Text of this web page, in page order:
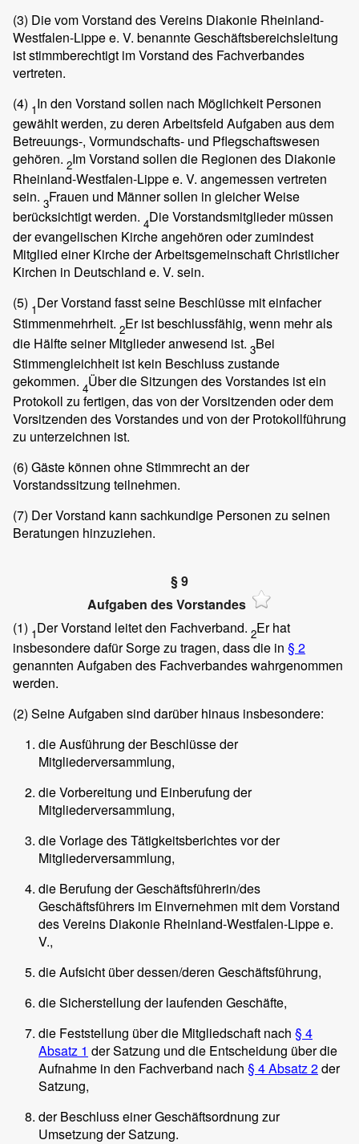
(3) Die vom Vorstand des Vereins Diakonie Rheinland-
Westfalen-Lippe e. V. benannte Geschäftsbereichsleitung
ist stimmberechtigt im Vorstand des Fachverbandes
vertreten.
(4) 1In den Vorstand sollen nach Möglichkeit Personen
gewählt werden, zu deren Arbeitsfeld Aufgaben aus dem
Betreuungs-, Vormundschafts- und Pflegschaftswesen
gehören. 2Im Vorstand sollen die Regionen des Diakonie
Rheinland-Westfalen-Lippe e. V. angemessen vertreten
sein. 3Frauen und Männer sollen in gleicher Weise
berücksichtigt werden. 4Die Vorstandsmitglieder müssen
der evangelischen Kirche angehören oder zumindest
Mitglied einer Kirche der Arbeitsgemeinschaft Christlicher
Kirchen in Deutschland e. V. sein.
(5) 1Der Vorstand fasst seine Beschlüsse mit einfacher
Stimmenmehrheit. 2Er ist beschlussfähig, wenn mehr als
die Hälfte seiner Mitglieder anwesend ist. 3Bei
Stimmengleichheit ist kein Beschluss zustande
gekommen. 4Über die Sitzungen des Vorstandes ist ein
Protokoll zu fertigen, das von der Vorsitzenden oder dem
Vorsitzenden des Vorstandes und von der Protokollführung
zu unterzeichnen ist.
(6) Gäste können ohne Stimmrecht an der
Vorstandssitzung teilnehmen.
(7) Der Vorstand kann sachkundige Personen zu seinen
Beratungen hinzuziehen.
§ 9
Aufgaben des Vorstandes
(1) 1Der Vorstand leitet den Fachverband. 2Er hat
insbesondere dafür Sorge zu tragen, dass die in § 2
genannten Aufgaben des Fachverbandes wahrgenommen
werden.
(2) Seine Aufgaben sind darüber hinaus insbesondere:
die Ausführung der Beschlüsse der
Mitgliederversammlung,
die Vorbereitung und Einberufung der
Mitgliederversammlung,
die Vorlage des Tätigkeitsberichtes vor der
Mitgliederversammlung,
die Berufung der Geschäftsführerin/des
Geschäftsführers im Einvernehmen mit dem Vorstand
des Vereins Diakonie Rheinland-Westfalen-Lippe e.
V.,
die Aufsicht über dessen/deren Geschäftsführung,
die Sicherstellung der laufenden Geschäfte,
die Feststellung über die Mitgliedschaft nach § 4
Absatz 1 der Satzung und die Entscheidung über die
Aufnahme in den Fachverband nach § 4 Absatz 2der
Satzung,
der Beschluss einer Geschäftsordnung zur
Umsetzung der Satzung.